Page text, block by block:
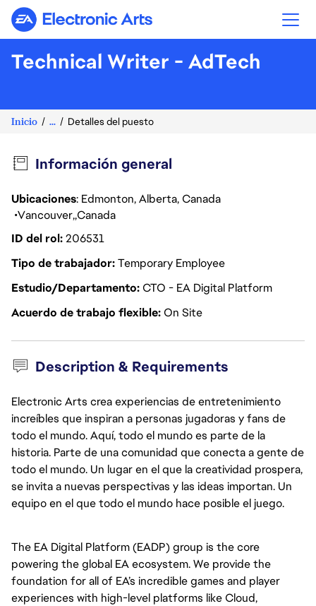
Electronic Arts
Technical Writer - AdTech
Inicio ... Detalles del puesto
Información general
Ubicaciones: Edmonton, Alberta, Canada
Vancouver Canada
ID del rol206531
Tipo de trabajadorTemporary Employee
Estudio/DepartamentoCTO - EA Digital Platform
Acuerdo de trabajo flexibleOn Site
Description & Requirements
Electronic Arts crea experiencias de entretenimiento
increíbles que inspiran a personas jugadoras y fans de
todo el mundo. Aquí, todo el mundo es parte de la
historia. Parte de una comunidad que conecta a gente de
todo el mundo. Un lugar en el que la creatividad prospera,
se invita a nuevas perspectivas y las ideas importan. Un
equipo en el que todo el mundo hace posible el juego.
The EA Digital Platform (EADP) group is the core
powering the global EA ecosystem. We provide the
foundation for all of EA’s incredible games and player
experiences with high-level platforms like Cloud,